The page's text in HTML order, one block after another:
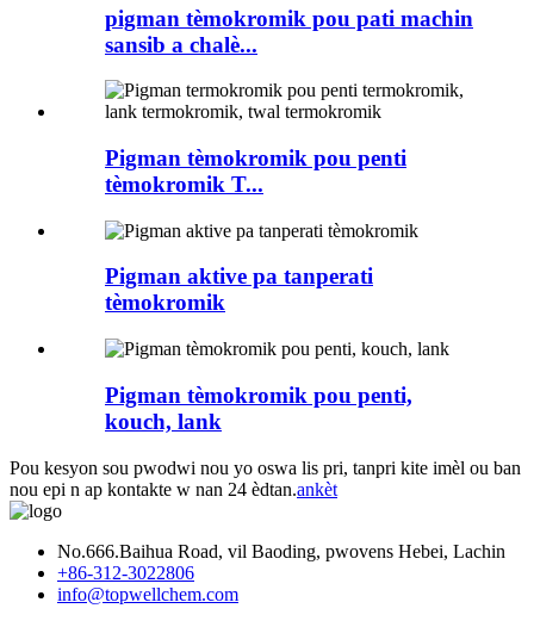
pigman tèmokromik pou pati machin
sansib a chalè...
Pigman tèmokromik pou penti
tèmokromik T...
Pigman aktive pa tanperati
tèmokromik
Pigman tèmokromik pou penti,
kouch, lank
Pou kesyon sou pwodwi nou yo oswa lis pri, tanpri kite imèl ou ban
nou epi n ap kontakte w nan 24 èdtan.ankèt
No.666.Baihua Road, vil Baoding, pwovens Hebei, Lachin
+86-312-3022806
info@topwellchem.com